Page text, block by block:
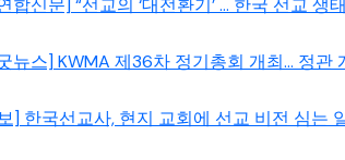
합신문] “선교의 ‘대전환기’ … 한국 선교 생
뉴스] KWMA 제36차 정기총회 개최... 정관
] 한국선교사, 현지 교회에 선교 비전 심는